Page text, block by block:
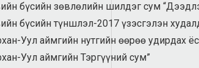
бүсийн зөвлөлийн шилдэг сум
бүсийн түншлэл-2017 үзэсгэлэн
Уул аймгийн нутгийн өөрөө удирдах
Уул аймгийн Тэргүүний сум”